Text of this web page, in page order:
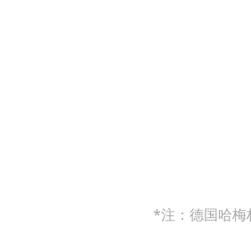
*注：德国哈梅